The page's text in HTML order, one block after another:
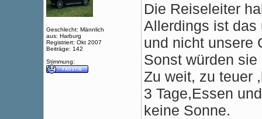
Geschlecht: Männlich
aus: Harburg
Registriert: Okt 2007
Beiträge: 142
Stimmung:
Die Reiseleiter
Allerdings ist das
und nicht unsere
Sonst würden
Zu weit, zu teuer
3 Tage,Essen
keine Sonne.